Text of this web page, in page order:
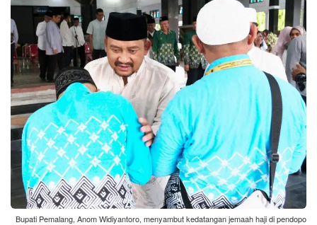
Bupati Pemalang, Anom Widiyantoro, menyambut kedatangan jemaah haji di pendopo